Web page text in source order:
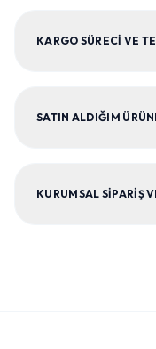
KARGO SÜRECI VE
SATIN ALDIĞIM
KURUMSAL SIPARIŞ